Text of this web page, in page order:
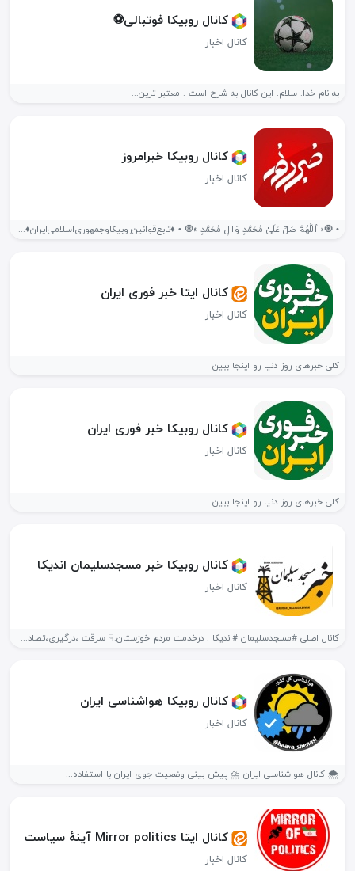
کانال روبیکا فوتبالی⚽️
کانال اخبار
به نام خدا. سلام. این کانال به شرح است . معتبر ترین...
کانال روبیکا خبر‌امروز
کانال اخبار
• ‌🧿« ٱللَّٰهُمَّ صَلِّ عَلَىٰ مُحَمَّدٍ وَآلِ مُحَمَّدٍ »🧿 ‌‌• ‌‌♦️تابع‌قوانین‌روبیکا‌و‌جمهوری‌اسلامی‌ایران♦️ #اخبار‌جنگ‌ایران‌واسرائیل...
کانال ایتا خبر فوری ایران
کانال اخبار
کلی خبرهای روز دنیا رو اینجا ببین
کانال روبیکا خبر فوری ایران
کانال اخبار
کلی خبرهای روز دنیا رو اینجا ببین
کانال روبیکا خبر مسجدسلیمان اندیکا
کانال اخبار
کانال اصلی #مسجدسلیمان #اندیکا ‌. درخدمت مردم خوزستان:☟ سرقت ،درگیری،تصادف،آتشسوزی،دوربین مداربسته شناسایی...
کانال روبیکا هواشناسی ایران
کانال اخبار
🌨 کانال هواشناسی ایران ⛈️ پیش بینی وضعیت جوی ایران با استفاده...
کانال ایتا Mirror politics آینهٔ سیاست
کانال اخبار